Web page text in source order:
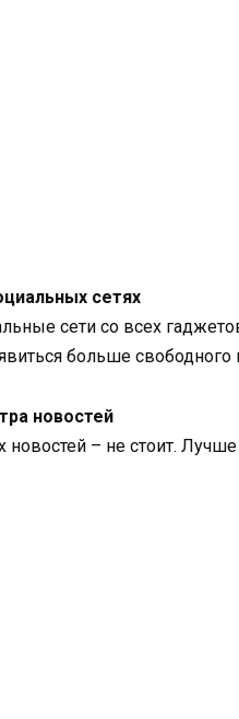
сетях
сети со всех
больше
новостей
– не стоит.